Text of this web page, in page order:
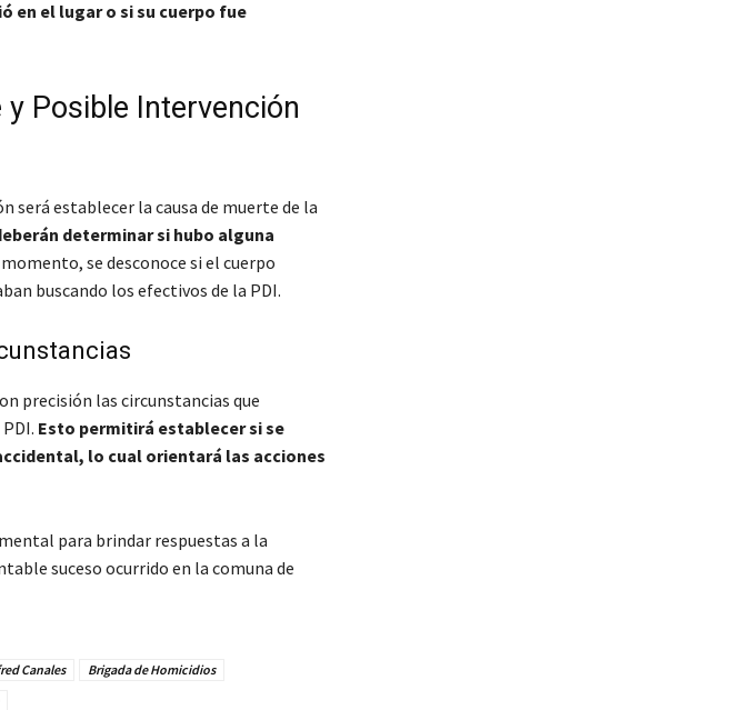
en el lugar o si su cuerpo fue
Posible Intervención
será establecer la causa de muerte de la
determinar si hubo alguna
se desconoce si el cuerpo
buscando los efectivos de la PDI.
precisión las circunstancias que
Esto permitirá establecer si se
lo cual orientará las acciones
para brindar respuestas a la
suceso ocurrido en la comuna de
Canales
Brigada de Homicidios